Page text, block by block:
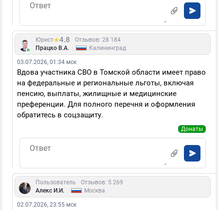
Юрист 4.8
Отзывов: 28 184
Працко В.А.
Калининград
03.07.2026, 01:34 мск
Вдова участника СВО в Томской области имеет право
на федеральные и региональные льготы, включая
пенсию, выплаты, жилищные и медицинские
преференции. Для полного перечня и оформления
обратитесь в соцзащиту.
Донаты
Пользователь
Отзывов: 5 269
Алекс И.И.
Москва
02.07.2026, 23:55 мск